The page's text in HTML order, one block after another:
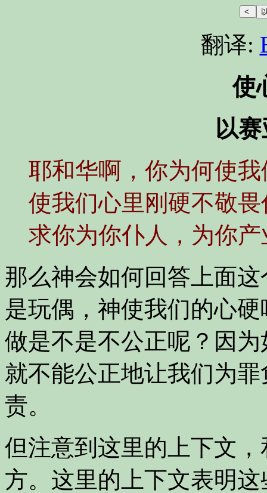
翻译:
使
以
耶和华啊，你为何使
使我们心里刚硬不敬
求你为你仆人，为你
那么神会如何回答上面
是玩偶，神使我们的心
做是不是不公正呢？因
就不能公正地让我们为
责。
但注意到这里的上下文
方。这里的上下文表明